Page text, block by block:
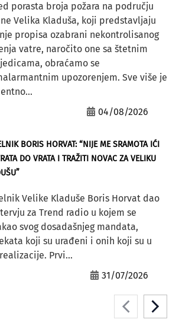
porasta broja požara na području
Velika Kladuša, koji predstavljaju
propisa ozabrani nekontrolisanog
vatre, naročito one sa štetnim
obraćamo se
upozorenjem. Sve više je
04/08/2026
BORIS HORVAT: “NIJE ME SRAMOTA IĆI
DO VRATA I TRAŽITI NOVAC ZA VELIKU
Velike Kladuše Boris Horvat dao
za Trend radio u kojem se
svog dosadašnjeg mandata,
koji su urađeni i onih koji su u
Prvi...
31/07/2026